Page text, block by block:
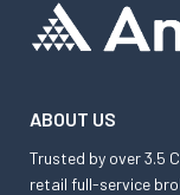
ABOUT US
Trusted by over 3.5
retail full-service